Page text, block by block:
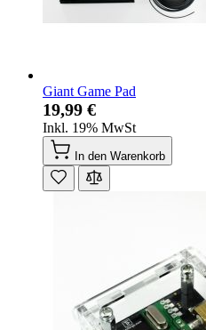
Giant Game Pad
19,99 €
Inkl. 19% MwSt
In den Warenkorb